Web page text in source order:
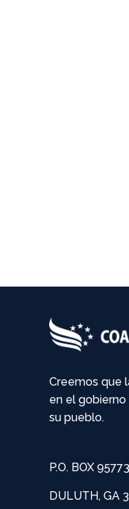
Creemos que
en el
su pueblo.
P.O. BOX
DULUTH, GA